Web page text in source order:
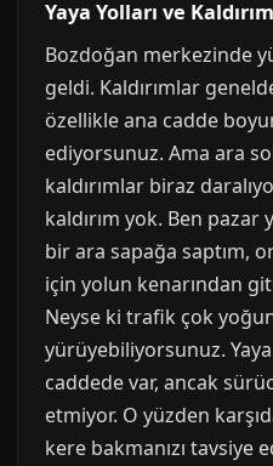
Yaya Yolları ve
Bozdoğan merkezinde
geldi. Kaldırımlar
özellikle ana cadde
ediyorsunuz. Ama ara
kaldırımlar biraz
kaldırım yok. Ben
bir ara sapağa saptım,
için yolun kenarından
Neyse ki trafik çok
yürüyebiliyorsunuz.
caddede var, ancak
etmiyor. O yüzden
kere bakmanızı tavsiye